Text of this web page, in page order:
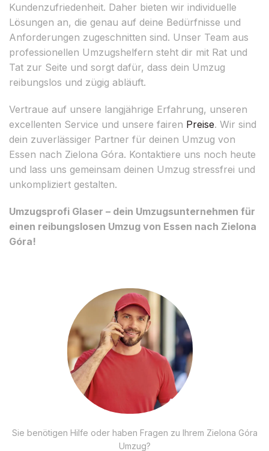
Kundenzufriedenheit. Daher bieten wir individuelle
Lösungen an, die genau auf deine Bedürfnisse und
Anforderungen zugeschnitten sind. Unser Team aus
professionellen Umzugshelfern steht dir mit Rat und
Tat zur Seite und sorgt dafür, dass dein Umzug
reibungslos und zügig abläuft.
Vertraue auf unsere langjährige Erfahrung, unseren
excellenten Service und unsere fairen Preise. Wir sind
dein zuverlässiger Partner für deinen Umzug von
Essen nach Zielona Góra. Kontaktiere uns noch heute
und lass uns gemeinsam deinen Umzug stressfrei und
unkompliziert gestalten.
Umzugsprofi Glaser – dein Umzugsunternehmen für
einen reibungslosen Umzug von Essen nach Zielona
Góra!
Sie benötigen Hilfe oder haben Fragen zu Ihrem Zielona Góra
Umzug?